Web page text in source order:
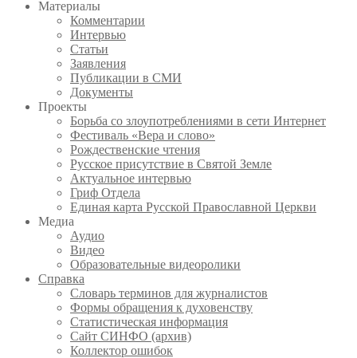
Материалы
Комментарии
Интервью
Статьи
Заявления
Публикации в СМИ
Документы
Проекты
Борьба со злоупотреблениями в сети Интернет
Фестиваль «Вера и слово»
Рождественские чтения
Русское присутствие в Святой Земле
Актуальное интервью
Гриф Отдела
Единая карта Русской Православной Церкви
Медиа
Аудио
Видео
Образовательные видеоролики
Справка
Словарь терминов для журналистов
Формы обращения к духовенству
Статистическая информация
Сайт СИНФО (архив)
Коллектор ошибок